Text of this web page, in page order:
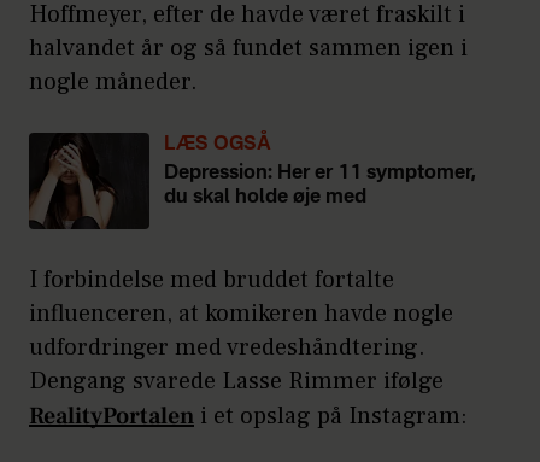
Hoffmeyer, efter de havde været fraskilt i
halvandet år og så fundet sammen igen i
nogle måneder.
LÆS OGSÅ
Depression: Her er 11 symptomer,
du skal holde øje med
I forbindelse med bruddet fortalte
influenceren, at komikeren havde nogle
udfordringer med vredeshåndtering.
Dengang svarede Lasse Rimmer ifølge
RealityPortalen i et opslag på Instagram: